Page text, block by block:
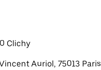
Clichy
Auriol, 75013 Paris